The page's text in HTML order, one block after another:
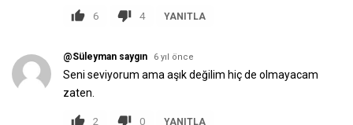
6 4 YANITLA
@Süleyman saygın 6 yıl önce
Seni seviyorum ama aşık değilim hiç de olmayacam
zaten.
2 0 YANITLA